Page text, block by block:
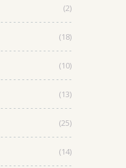
(2)
(18)
(10)
(13)
(25)
(14)